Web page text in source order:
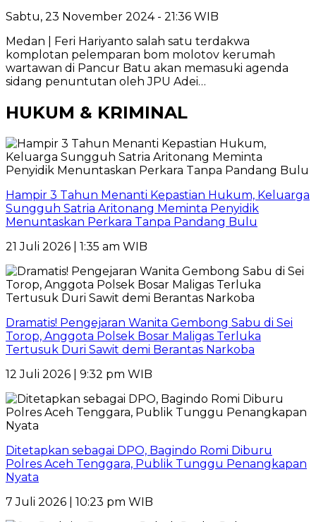
Sabtu, 23 November 2024 - 21:36 WIB
Medan | Feri Hariyanto salah satu terdakwa
komplotan pelemparan bom molotov kerumah
wartawan di Pancur Batu akan memasuki agenda
sidang penuntutan oleh JPU Adei…
HUKUM & KRIMINAL
Hampir 3 Tahun Menanti Kepastian Hukum, Keluarga
Sungguh Satria Aritonang Meminta Penyidik
Menuntaskan Perkara Tanpa Pandang Bulu
21 Juli 2026 | 1:35 am WIB
Dramatis! Pengejaran Wanita Gembong Sabu di Sei
Torop, Anggota Polsek Bosar Maligas Terluka
Tertusuk Duri Sawit demi Berantas Narkoba
12 Juli 2026 | 9:32 pm WIB
Ditetapkan sebagai DPO, Bagindo Romi Diburu
Polres Aceh Tenggara, Publik Tunggu Penangkapan
Nyata
7 Juli 2026 | 10:23 pm WIB